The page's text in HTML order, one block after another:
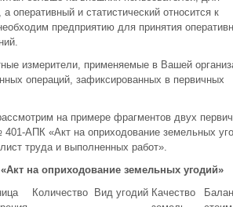
а оперативный и статистический относится к
предприятию для принятия
измерители, применяемые в Вашей
операций, зафиксированных в первичных
на примере фрагментов двух
АПК «Акт на оприходование земельных
труда и выполненных работ».
на оприходование земельных угодий»
Количество Вид угодий Качество